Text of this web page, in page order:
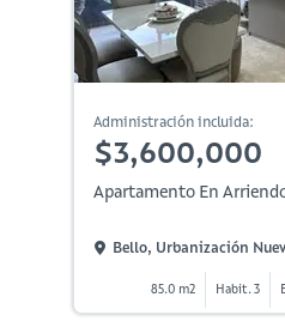
Administración incluida:
$3,600,000
Apartamento En
Bello, Urbanización
85.0 m2 Habit. 3